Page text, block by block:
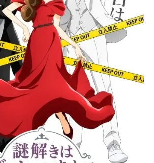
ウス主題歌OP：「MONTAGE」中島
健人ED：「ラプソディ」BILLYBO
O...